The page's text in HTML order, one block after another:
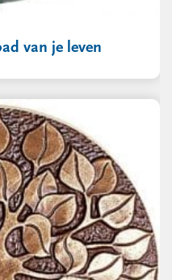
van je leven